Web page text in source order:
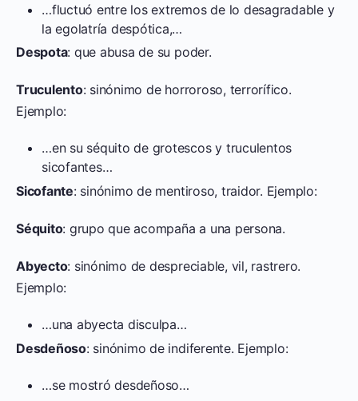
…fluctuó entre los extremos de lo desagradable y
la egolatría despótica,…
Despota: que abusa de su poder.
Truculento: sinónimo de horroroso, terrorífico.
Ejemplo:
…en su séquito de grotescos y truculentos
sicofantes…
Sicofante: sinónimo de mentiroso, traidor. Ejemplo:
Séquito: grupo que acompaña a una persona.
Abyecto: sinónimo de despreciable, vil, rastrero.
Ejemplo:
…una abyecta disculpa…
Desdeñoso: sinónimo de indiferente. Ejemplo:
…se mostró desdeñoso…